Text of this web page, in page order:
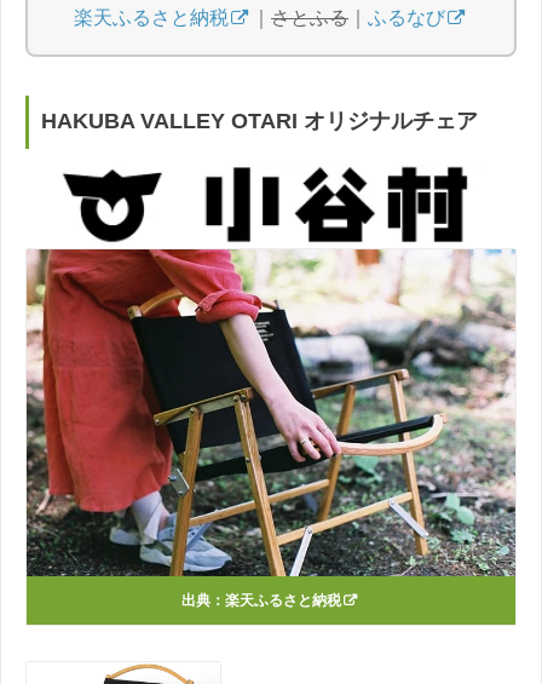
楽天ふるさと納税 さとふる ふるなび
HAKUBA VALLEY OTARI オリジナルチェア
出典： 楽天ふるさと納税